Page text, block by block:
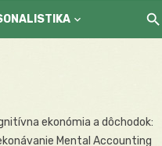
ekonómia a dôchodok:
Mental Accounting